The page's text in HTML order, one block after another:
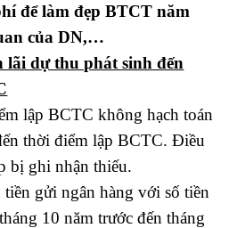
để làm đẹp BTCT năm
của DN,…
lãi dự thu phát sinh đến
lập BCTC không hạch toán
thời điểm lập BCTC. Điều
bị ghi nhận thiếu.
gửi ngân hàng với số tiền
10 năm trước đến tháng